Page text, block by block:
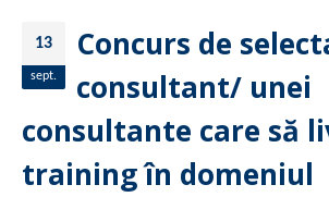
13
sept.
Concurs de
consultant/ unei
consultante care să
training în domeniul